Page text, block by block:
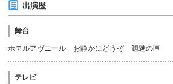
出演歴
舞台
ホテルアヴニール お静かにどうぞ 魍魎の匣
テレビ